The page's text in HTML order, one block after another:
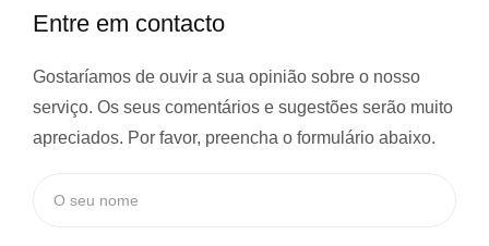
Entre em contacto
Gostaríamos de ouvir a sua opinião sobre o nosso
serviço. Os seus comentários e sugestões serão muito
apreciados. Por favor, preencha o formulário abaixo.